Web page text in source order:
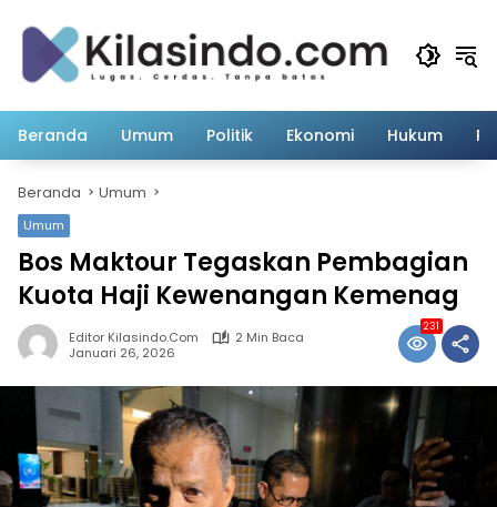
Beranda Umum Politik Ekonomi Hukum
Beranda Umum
Umum
Bos Maktour Tegaskan Pembagian
Kuota Haji Kewenangan Kemenag
Editor Kilasindo.com
2 Min Baca
Januari 26, 2026
231